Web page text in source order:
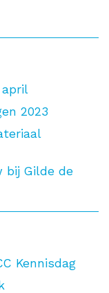
2023
bij Gilde de
Kennisdag